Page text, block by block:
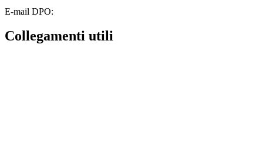
E-mail DPO:
Collegamenti utili